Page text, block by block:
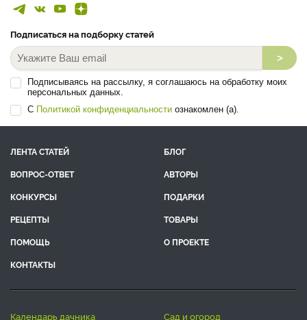
Подписаться на подборку статей
>
Подписываясь на рассылку, я соглашаюсь на обработку моих
персональных данных.
С Политикой конфиденциальности ознакомлен (а).
ЛЕНТА СТАТЕЙ
БЛОГ
ВОПРОС-ОТВЕТ
АВТОРЫ
КОНКУРСЫ
ПОДАРКИ
РЕЦЕПТЫ
ТОВАРЫ
ПОМОЩЬ
О ПРОЕКТЕ
КОНТАКТЫ
календарь дачника сад и огород